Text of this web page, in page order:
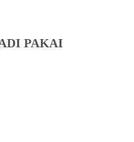
PAKAI